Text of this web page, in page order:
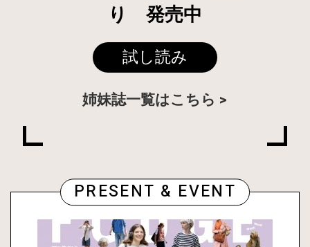
り 発売中
試し読み
姉妹誌一覧はこちら
PRESENT & EVENT